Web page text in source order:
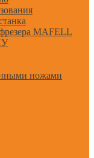
MAFELL
ножами